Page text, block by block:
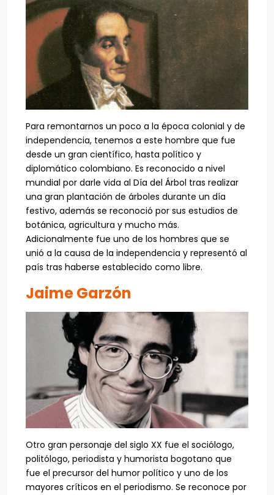
Para remontarnos un poco a la época colonial y de
independencia, tenemos a este hombre que fue
desde un gran científico, hasta político y
diplomático colombiano. Es reconocido a nivel
mundial por darle vida al Día del Árbol tras realizar
una gran plantación de árboles durante un día
festivo, además se reconoció por sus estudios de
botánica, agricultura y mucho más.
Adicionalmente fue uno de los hombres que se
unió a la causa de la independencia y representó al
país tras haberse establecido como libre.
Jaime Garzón
Otro gran personaje del siglo XX fue el sociólogo,
politólogo, periodista y humorista bogotano que
fue el precursor del humor político y uno de los
mayores críticos en el periodismo. Se reconoce por